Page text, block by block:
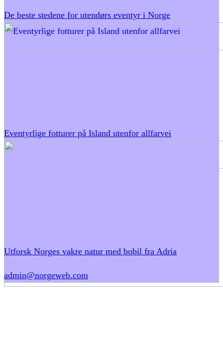
De beste stedene for utendørs eventyr i Norge
Eventyrlige fotturer på Island utenfor allfarvei
Utforsk Norges vakre natur med bobil fra Adria
admin@norgeweb.com